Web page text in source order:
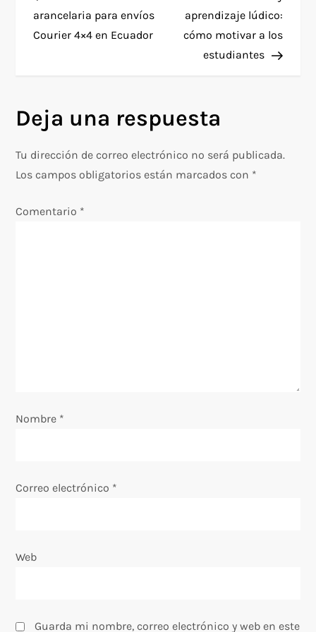
Chevening están
dirigidas…
a
v
g
a
c
i
n
r
arancelaria para envíos
Courier 4×4 en Ecuador
aprendizaje lúdico:
cómo motivar a los
estudiantes
Deja una respuesta
Tu dirección de correo electrónico no será publicada.
Los campos obligatorios están marcados con *
Comentario *
Nombre *
Correo electrónico *
Web
Guarda mi nombre, correo electrónico y web en este